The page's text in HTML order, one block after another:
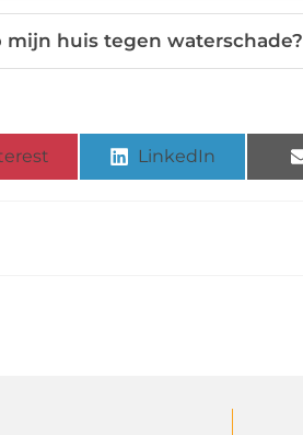
huis tegen waterschade?
LinkedIn